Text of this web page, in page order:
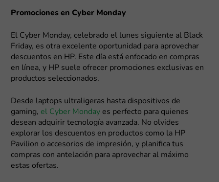
Promociones en Cyber Monday
El Cyber Monday, celebrado el lunes siguiente al Black
Friday, es otra excelente oportunidad para aprovechar
descuentos en HP. Este día está enfocado en compras
en línea, y HP suele ofrecer promociones exclusivas en
productos seleccionados.
Desde laptops ultraligeras hasta dispositivos de
gaming, el Cyber Monday es perfecto para quienes
desean adquirir tecnología avanzada. No olvides
explorar los descuentos en productos como la HP
Pavilion o accesorios de impresión, y planifica tus
compras con antelación para aprovechar al máximo
estas ofertas.